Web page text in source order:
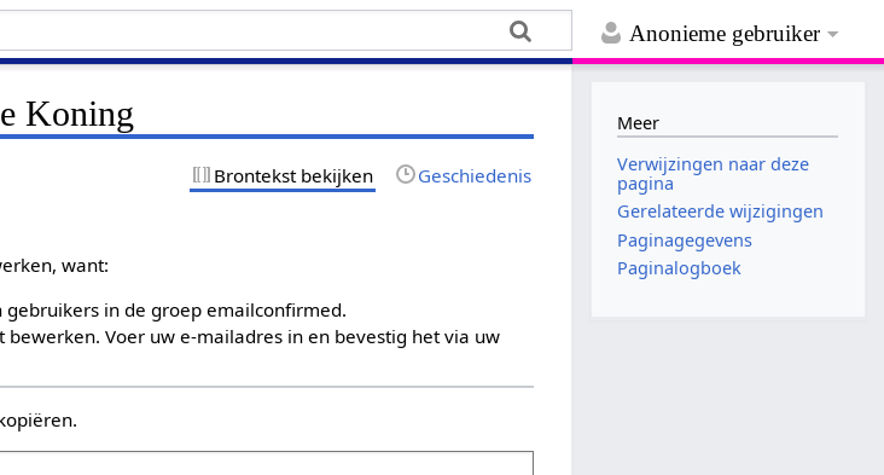
Anonieme gebruiker
Koning
Brontekst bekijken Geschiedenis
want:
in de groep emailconfirmed.
Voer uw e-mailadres in en bevestig het via uw
Meer
Verwijzingen naar deze
pagina
Gerelateerde wijzigingen
Paginagegevens
Paginalogboek